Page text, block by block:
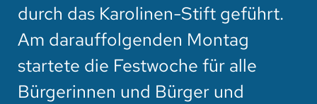
durch das Karolinen-Stift geführt.
Am darauffolgenden Montag
startete die Festwoche für alle
Bürgerinnen und Bürger und